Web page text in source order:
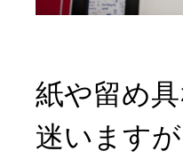
紙や留め
迷います